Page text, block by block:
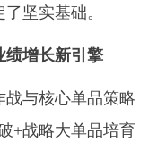
坚实基础。
绩增长新引擎
战与核心单品策略
+战略大单品培育